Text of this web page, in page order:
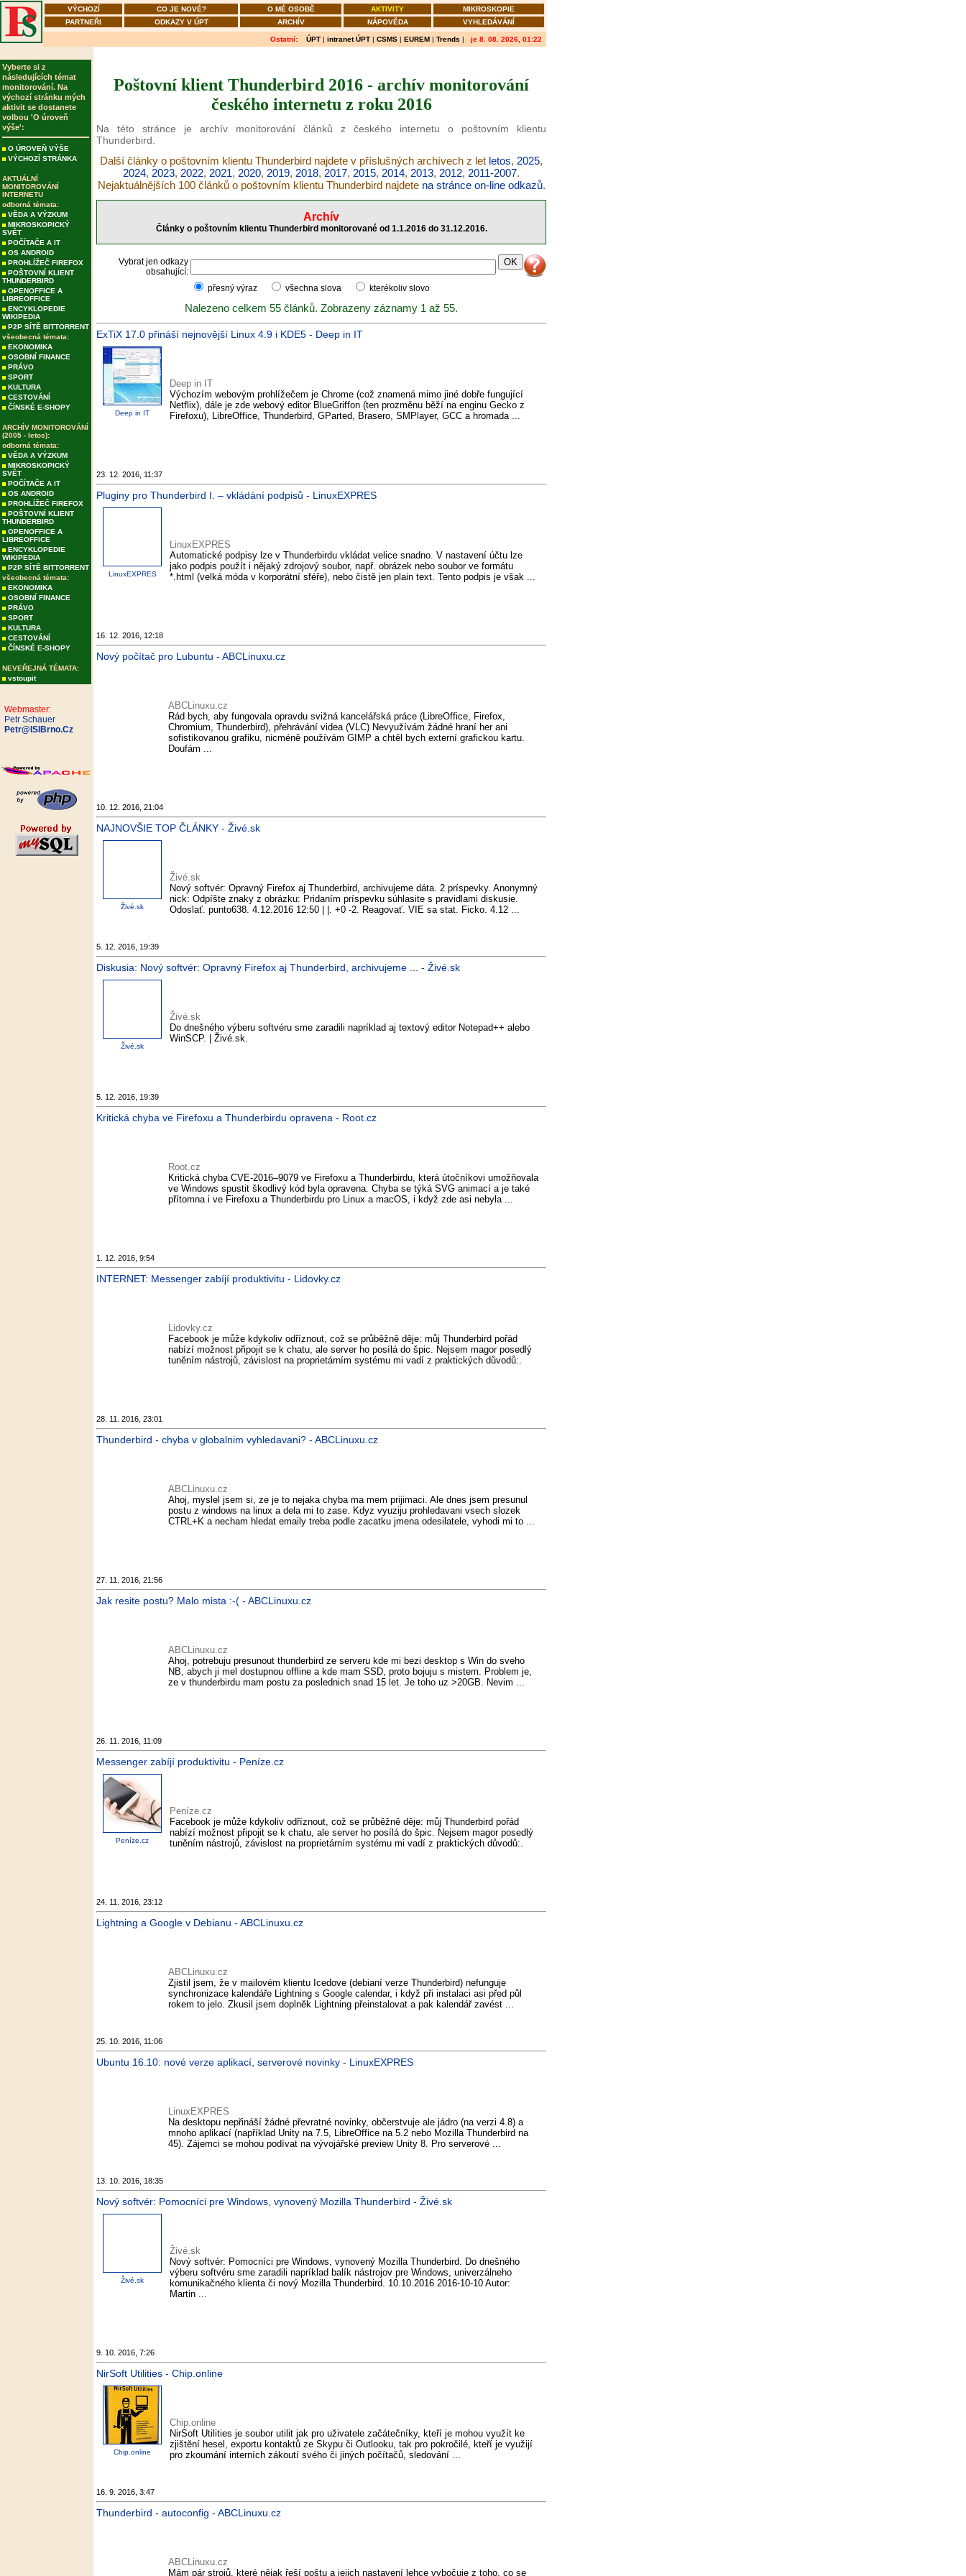
VÝCHOZÍ CO JE NOVÉ? O MÉ OSOBĚ AKTIVITY
MIKROSKOPIE
PARTNEŘI
ODKAZY V ÚPT ARCHÍV NÁPOVĚDA VYHLEDÁVÁNÍ
Ostatní: ÚPT | intranet ÚPT | CSMS | EUREM | Trends | je 8. 08. 2026, 01:22
Vyberte si z
následujících témat
monitorování. Na
výchozí stránku mých
aktivit se dostanete
volbou 'O úroveň
výše':
O ÚROVEŇ VÝŠE
VÝCHOZÍ STRÁNKA
AKTUÁLNÍ
MONITOROVÁNÍ
INTERNETU
odborná témata:
VĚDA A VÝZKUM
MIKROSKOPICKÝ
SVĚT
POČÍTAČE A IT
OS ANDROID
PROHLÍŽEČ FIREFOX
POŠTOVNÍ KLIENT
THUNDERBIRD
OPENOFFICE A
LIBREOFFICE
ENCYKLOPEDIE
WIKIPEDIA
P2P SÍTĚ BITTORRENT
všeobecná témata:
EKONOMIKA
OSOBNÍ FINANCE
PRÁVO
SPORT
KULTURA
CESTOVÁNÍ
ČÍNSKÉ E-SHOPY
ARCHÍV MONITOROVÁNÍ
(2005 - letos):
odborná témata:
VĚDA A VÝZKUM
MIKROSKOPICKÝ
SVĚT
POČÍTAČE A IT
OS ANDROID
PROHLÍŽEČ FIREFOX
POŠTOVNÍ KLIENT
THUNDERBIRD
OPENOFFICE A
LIBREOFFICE
ENCYKLOPEDIE
WIKIPEDIA
P2P SÍTĚ BITTORRENT
všeobecná témata:
EKONOMIKA
OSOBNÍ FINANCE
PRÁVO
SPORT
KULTURA
CESTOVÁNÍ
ČÍNSKÉ E-SHOPY
NEVEŘEJNÁ TÉMATA:
vstoupit
Webmaster:
Petr Schauer
Petr@ISIBrno.Cz
Poštovní klient Thunderbird 2016 - archív monitorování
českého internetu z roku 2016
Na této stránce je archív monitorování článků z českého internetu o poštovním klientu
Thunderbird.
Další články o poštovním klientu Thunderbird najdete v příslušných archívech z let letos, 2025,
2024, 2023, 2022, 2021, 2020, 2019, 2018, 2017, 2015, 2014, 2013, 2012, 2011-2007.
Nejaktuálnějších 100 článků o poštovním klientu Thunderbird najdete na stránce on-line odkazů.
Archív
Články o poštovním klientu Thunderbird monitorované od 1.1.2016 do 31.12.2016.
Vybrat jen odkazy
obsahující:
přesný výraz
všechna slova kterékoliv slovo
Nalezeno celkem 55 článků. Zobrazeny záznamy 1 až 55.
ExTiX 17.0 přináší nejnovější Linux 4.9 i KDE5 - Deep in IT
Deep in IT
Deep in IT
Výchozím webovým prohlížečem je Chrome (což znamená mimo jiné dobře fungující
Netflix), dále je zde webový editor BlueGriffon (ten prozměnu běží na enginu Gecko z
Firefoxu), LibreOffice, Thunderbird, GParted, Brasero, SMPlayer, GCC a hromada ...
23. 12. 2016, 11:37
Pluginy pro Thunderbird I. – vkládání podpisů - LinuxEXPRES
LinuxEXPRES
LinuxEXPRES
Automatické podpisy lze v Thunderbirdu vkládat velice snadno. V nastavení účtu lze
jako podpis použít i nějaký zdrojový soubor, např. obrázek nebo soubor ve formátu
*.html (velká móda v korporátní sféře), nebo čistě jen plain text. Tento podpis je však ...
16. 12. 2016, 12:18
Nový počítač pro Lubuntu - ABCLinuxu.cz
ABCLinuxu.cz
Rád bych, aby fungovala opravdu svižná kancelářská práce (LibreOffice, Firefox,
Chromium, Thunderbird), přehrávání videa (VLC) Nevyužívám žádné hraní her ani
sofistikovanou grafiku, nicméně používám GIMP a chtěl bych externí grafickou kartu.
Doufám ...
10. 12. 2016, 21:04
NAJNOVŠIE TOP ČLÁNKY - Živé.sk
Živé.sk
Živé.sk
Nový softvér: Opravný Firefox aj Thunderbird, archivujeme dáta. 2 príspevky. Anonymný
nick: Odpíšte znaky z obrázku: Pridaním príspevku súhlasite s pravidlami diskusie.
Odoslať. punto638. 4.12.2016 12:50 | |. +0 -2. Reagovať. VIE sa stat. Ficko. 4.12 ...
5. 12. 2016, 19:39
Diskusia: Nový softvér: Opravný Firefox aj Thunderbird, archivujeme ... - Živé.sk
Živé.sk
Živé.sk
Do dnešného výberu softvéru sme zaradili napríklad aj textový editor Notepad++ alebo
WinSCP. | Živé.sk.
5. 12. 2016, 19:39
Kritická chyba ve Firefoxu a Thunderbirdu opravena - Root.cz
Root.cz
Kritická chyba CVE-2016–9079 ve Firefoxu a Thunderbirdu, která útočníkovi umožňovala
ve Windows spustit škodlivý kód byla opravena. Chyba se týká SVG animací a je také
přítomna i ve Firefoxu a Thunderbirdu pro Linux a macOS, i když zde asi nebyla ...
1. 12. 2016, 9:54
INTERNET: Messenger zabíjí produktivitu - Lidovky.cz
Lidovky.cz
Facebook je může kdykoliv odříznout, což se průběžně děje: můj Thunderbird pořád
nabízí možnost připojit se k chatu, ale server ho posílá do špic. Nejsem magor posedlý
tuněním nástrojů, závislost na proprietárním systému mi vadí z praktických důvodů:.
28. 11. 2016, 23:01
Thunderbird - chyba v globalnim vyhledavani? - ABCLinuxu.cz
ABCLinuxu.cz
Ahoj, myslel jsem si, ze je to nejaka chyba ma mem prijimaci. Ale dnes jsem presunul
postu z windows na linux a dela mi to zase. Kdyz vyuziju prohledavani vsech slozek
CTRL+K a necham hledat emaily treba podle zacatku jmena odesilatele, vyhodi mi to ...
27. 11. 2016, 21:56
Jak resite postu? Malo mista :-( - ABCLinuxu.cz
ABCLinuxu.cz
Ahoj, potrebuju presunout thunderbird ze serveru kde mi bezi desktop s Win do sveho
NB, abych ji mel dostupnou offline a kde mam SSD, proto bojuju s mistem. Problem je,
ze v thunderbirdu mam postu za poslednich snad 15 let. Je toho uz >20GB. Nevim ...
26. 11. 2016, 11:09
Messenger zabíjí produktivitu - Peníze.cz
Peníze.cz
Peníze.cz
Facebook je může kdykoliv odříznout, což se průběžně děje: můj Thunderbird pořád
nabízí možnost připojit se k chatu, ale server ho posílá do špic. Nejsem magor posedlý
tuněním nástrojů, závislost na proprietárním systému mi vadí z praktických důvodů:.
24. 11. 2016, 23:12
Lightning a Google v Debianu - ABCLinuxu.cz
ABCLinuxu.cz
Zjistil jsem, že v mailovém klientu Icedove (debianí verze Thunderbird) nefunguje
synchronizace kalendáře Lightning s Google calendar, i když při instalaci asi před půl
rokem to jelo. Zkusil jsem doplněk Lightning přeinstalovat a pak kalendář zavést ...
25. 10. 2016, 11:06
Ubuntu 16.10: nové verze aplikací, serverové novinky - LinuxEXPRES
LinuxEXPRES
Na desktopu nepřináší žádné převratné novinky, občerstvuje ale jádro (na verzi 4.8) a
mnoho aplikací (například Unity na 7.5, LibreOffice na 5.2 nebo Mozilla Thunderbird na
45). Zájemci se mohou podívat na vývojářské preview Unity 8. Pro serverové ...
13. 10. 2016, 18:35
Nový softvér: Pomocníci pre Windows, vynovený Mozilla Thunderbird - Živé.sk
Živé.sk
Živé.sk
Nový softvér: Pomocníci pre Windows, vynovený Mozilla Thunderbird. Do dnešného
výberu softvéru sme zaradili napríklad balík nástrojov pre Windows, univerzálneho
komunikačného klienta či nový Mozilla Thunderbird. 10.10.2016 2016-10-10 Autor:
Martin ...
9. 10. 2016, 7:26
NirSoft Utilities - Chip.online
Chip.online
Chip.online
NirSoft Utilities je soubor utilit jak pro uživatele začátečníky, kteří je mohou využít ke
zjištění hesel, exportu kontaktů ze Skypu či Outlooku, tak pro pokročilé, kteří je využijí
pro zkoumání interních zákoutí svého či jiných počítačů, sledování ...
16. 9. 2016, 3:47
Thunderbird - autoconfig - ABCLinuxu.cz
ABCLinuxu.cz
Mám pár strojů, které nějak řeší poštu a jejich nastavení lehce vybočuje z toho, co se